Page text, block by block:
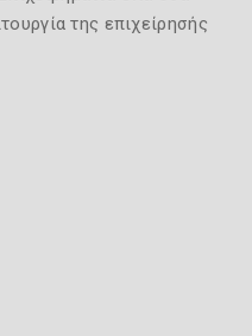
της επιχείρησής